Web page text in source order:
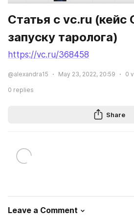
Статья с vc.ru (кейс
запуску таролога)
https://vc.ru/368458
@alexandra15 May 23, 2022, 20:59 0
0 replies
Share
Leave a Comment